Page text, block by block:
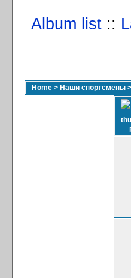
Album list ::
Home > Наши спортсмены >